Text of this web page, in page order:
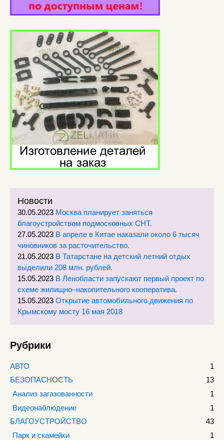
Новости
30.05.2023 Москва планирует заняться
благоустройством подмосковных СНТ.
27.05.2023 В апреле в Китае наказали около 6 тысяч
чиновников за расточительство.
21.05.2023 В Татарстане на детский летний отдых
выделили 208 млн. рублей.
15.05.2023 В Ленобласти запускают первый проект по
схеме жилищно–накопительного кооператива.
15.05.2023 Открытие автомобильного движения по
Крымскому мосту 16 мая 2018
Рубрики
АВТО
1
БЕЗОПАСНОСТЬ
13
Анализ загазованности
1
Видеонаблюдение
1
БЛАГОУСТРОЙСТВО
43
Парк и скамейки
1